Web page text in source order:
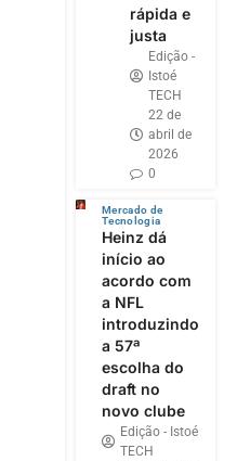
rápida e
justa
Edição -
Istoé
TECH
22 de
abril de
2026
0
Mercado de
Tecnologia
Heinz dá
início ao
acordo com
a NFL
introduzindo
a 57ª
escolha do
draft no
novo clube
Edição - Istoé
TECH